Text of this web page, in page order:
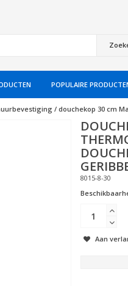
POPULAIRE
/ douchekop 30 cm
8015-8-30
Aan